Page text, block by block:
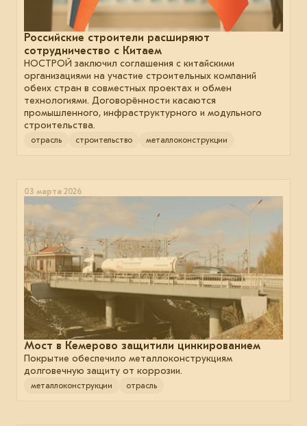
Российские строители расширяют
сотрудничество с Китаем
НОСТРОЙ заключил соглашения с китайскими
организациями на участие строительных компаний
обеих стран в совместных проектах и обмен
технологиями. Договорённости касаются
промышленного, инфраструктурного и модульного
строительства.
отрасль строительство металлоконструкции
03 марта 2026
Мост в Кемерово защитили цинкированием
Покрытие обеспечило металлоконструкциям
долговечную защиту от коррозии.
металлоконструкции отрасль